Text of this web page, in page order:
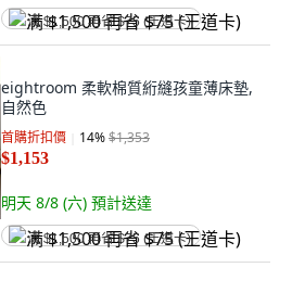
满 $1,500 再省 $75 (王道卡)
eightroom 柔軟棉質絎縫孩童薄床墊,
自然色
首購折扣價 14%$1,353
$1,153
明天 8/8 (六) 預計送達
满 $1,500 再省 $75 (王道卡)